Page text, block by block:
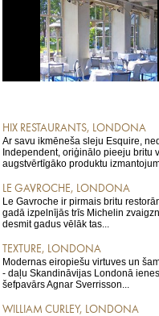
HIX RESTAURANTS, LONDONA
Ar savu ikmēneša sleju Esquire,
Independent, oriģinālo pieeju britu
augstvērtīgāko produktu
LE GAVROCHE, LONDONA
Le Gavroche ir pirmais britu
gadā izpelnījās trīs Michelin
desmit gadus vēlāk tas...
TEXTURE, LONDONA
Modernas eiropiešu virtuves un
- daļu Skandināvijas Londonā
šefpavārs Agnar Sverrisson...
WILLIAM CURLEY, LONDONA